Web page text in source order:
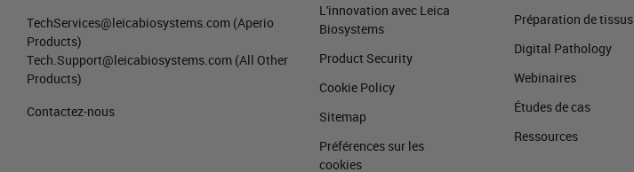
TechServices@leicabiosystems.com (Aperio
Products)
Tech.Support@leicabiosystems.com (All Other
Products)
Contactez-nous
L'innovation avec Leica
Biosystems
Product Security
Cookie Policy
Sitemap
Préférences sur les
cookies
Préparation de tissus
Digital Pathology
Webinaires
Études de cas
Ressources